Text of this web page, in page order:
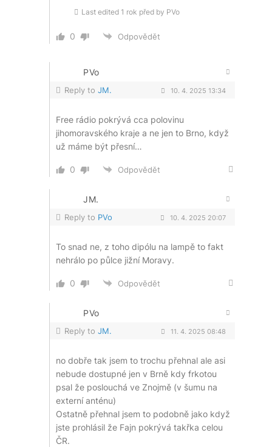
Last edited 1 rok před by PVo
0 Odpovědět
PVo
Reply to JM. 10. 4. 2025 13:34
Free rádio pokrývá cca polovinu
jihomoravského kraje a ne jen to Brno, když
už máme být přesní…
0 Odpovědět
JM.
Reply to PVo 10. 4. 2025 20:07
To snad ne, z toho dipólu na lampě to fakt
nehrálo po půlce jižní Moravy.
0 Odpovědět
PVo
Reply to JM. 11. 4. 2025 08:48
no dobře tak jsem to trochu přehnal ale asi
nebude dostupné jen v Brně kdy frkotou
psal že poslouchá ve Znojmě (v šumu na
externí anténu)
Ostatně přehnal jsem to podobně jako když
jste prohlásil že Fajn pokrývá takřka celou
ČR.